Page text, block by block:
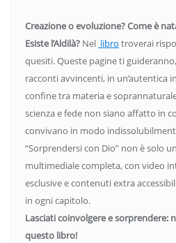
Creazione o evoluzione? Come è
Esiste l’Aldilà? Nel libro troverai
quesiti. Queste pagine ti
racconti avvincenti, in un’autentica
confine tra materia e
scienza e fede non siano affatto in
convivano in modo
“Sorprendersi con Dio” non è solo
multimediale completa, con video
esclusive e contenuti extra
in ogni capitolo.
Lasciati coinvolgere e sorprendere:
questo libro!